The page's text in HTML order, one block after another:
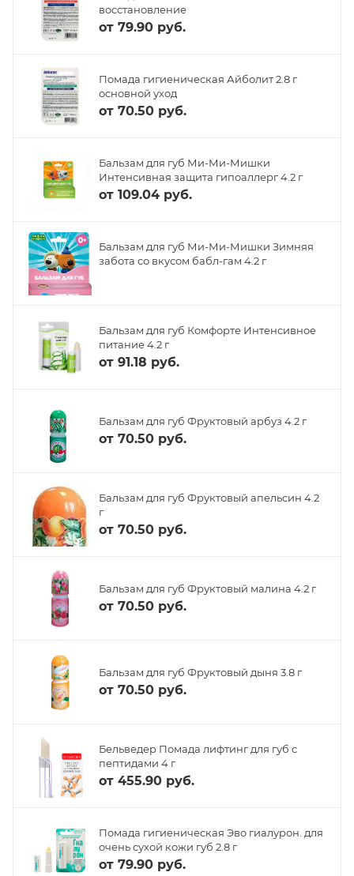
восстановление
от 79.90 руб.
Помада гигиеническая Айболит 2.8 г
основной уход
от 70.50 руб.
Бальзам для губ Ми-Ми-Мишки
Интенсивная защита гипоаллерг 4.2 г
от 109.04 руб.
Бальзам для губ Ми-Ми-Мишки Зимняя
забота со вкусом бабл-гам 4.2 г
Бальзам для губ Комфорте Интенсивное
питание 4.2 г
от 91.18 руб.
Бальзам для губ Фруктовый арбуз 4.2 г
от 70.50 руб.
Бальзам для губ Фруктовый апельсин 4.2
г
от 70.50 руб.
Бальзам для губ Фруктовый малина 4.2 г
от 70.50 руб.
Бальзам для губ Фруктовый дыня 3.8 г
от 70.50 руб.
Бельведер Помада лифтинг для губ с
пептидами 4 г
от 455.90 руб.
Помада гигиеническая Эво гиалурон. для
очень сухой кожи губ 2.8 г
от 79.90 руб.